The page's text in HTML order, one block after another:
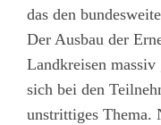
das den
Der Ausbau der
Landkreisen massiv
sich bei den
unstrittiges Thema.